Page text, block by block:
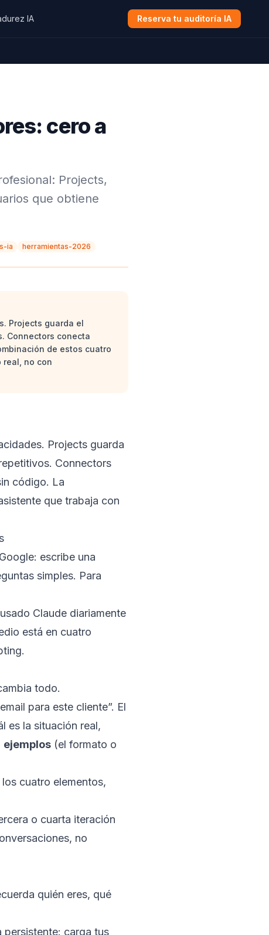
IA Reserva tu auditoría IA
cero a
Projects,
que obtiene
ia herramientas-2026
Projects guarda el
Connectors conecta
de estos cuatro
real, no con
Projects guarda
Connectors
código. La
que trabaja con
escribe una
simples. Para
Claude diariamente
está en cuatro
todo.
para este cliente”. El
es la situación real,
ejemplos (el formato o
cuatro elementos,
o cuarta iteración
no
quién eres, qué
persistente: carga tus